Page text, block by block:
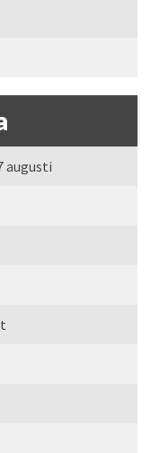
augusti